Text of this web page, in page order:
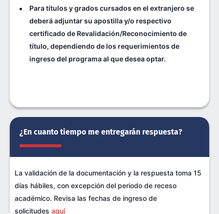
Para títulos y grados cursados en el extranjero se
deberá adjuntar su apostilla y/o respectivo
certificado de Revalidación/Reconocimiento de
título, dependiendo de los requerimientos de
ingreso del programa al que desea optar.
¿En cuanto tiempo me entregarán respuesta?
La validación de la documentación y la respuesta toma 15
días hábiles, con excepción del periodo de receso
académico. Revisa las fechas de ingreso de
solicitudes aquí